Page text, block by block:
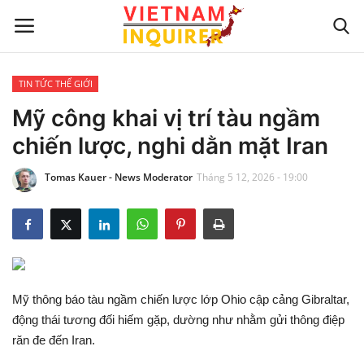
Trang chủ
Liên hệ
TIN TỨC THẾ GIỚI
CẬP NHẬT
CÔNG NGHỆ
TIN TỨC THẾ GIỚI
Mỹ công khai vị trí tàu ngầm
chiến lược, nghi dằn mặt Iran
Tomas Kauer - News Moderator Tháng 5 12, 2026 - 19:00
Mỹ thông báo tàu ngầm chiến lược lớp Ohio cập cảng Gibraltar,
động thái tương đối hiếm gặp, dường như nhằm gửi thông điệp
răn đe đến Iran.